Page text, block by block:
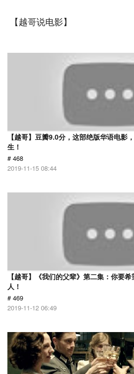
【越哥说电影】
【越哥】豆瓣9.0分，这部绝版华语电影
生！
# 468
2019-11-15 08:44
【越哥】《我们的父辈》第二集：你要
人！
# 469
2019-11-12 06:49